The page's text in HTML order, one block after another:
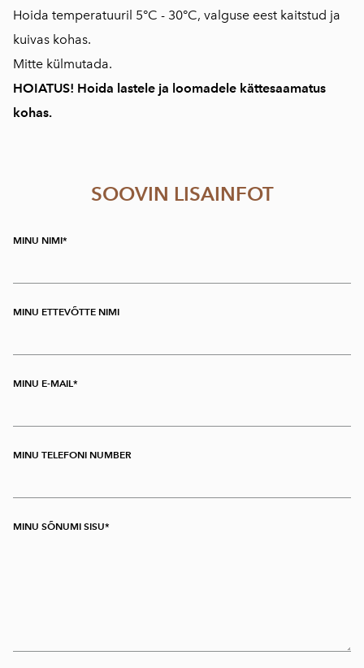
Hoida temperatuuril 5°C - 30°C, valguse eest kaitstud ja
kuivas kohas.
Mitte külmutada.
HOIATUS! Hoida lastele ja loomadele kättesaamatus
kohas.
SOOVIN LISAINFOT
MINU NIMI
MINU ETTEVÕTTE NIMI
MINU E-MAIL
MINU TELEFONI NUMBER
MINU SÕNUMI SISU